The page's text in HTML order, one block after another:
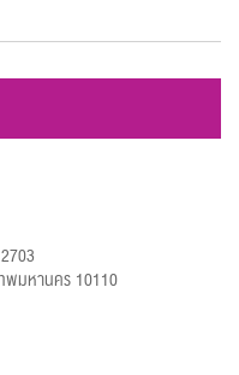
พมหานคร 10110